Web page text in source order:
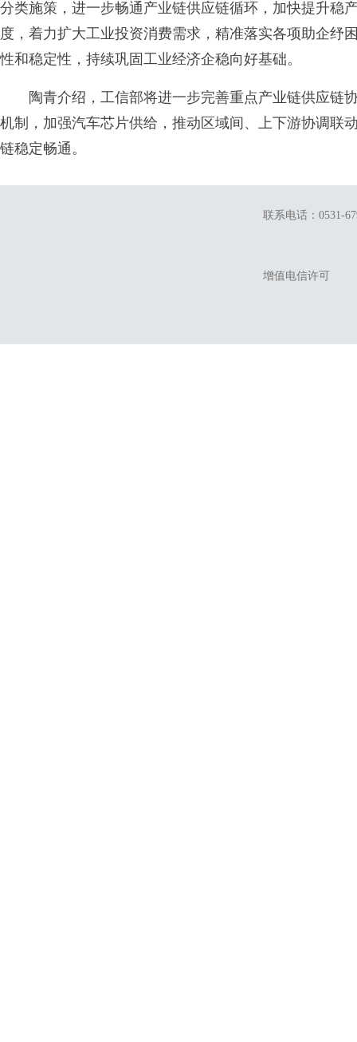
分类施策，进一步畅通产业链供应链循环，加快提升稳
度，着力扩大工业投资消费需求，精准落实各项助企纾
性和稳定性，持续巩固工业经济企稳向好基础。
陶青介绍，工信部将进一步完善重点产业链供应链协
机制，加强汽车芯片供给，推动区域间、上下游协调联
链稳定畅通。
联系电话：0531-
增值电信许可